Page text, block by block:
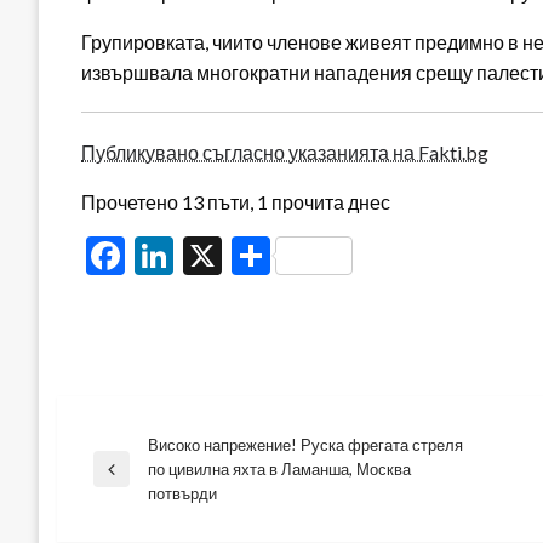
Групировката, чиито членове живеят предимно в
извършвала многократни нападения срещу
Публикувано съгласно указанията на Fakti.bg
Прочетено 13 пъти, 1 прочита днес
Facebook
LinkedIn
X Share
Навигация
Previous
Високо напрежение! Руска фрегата стреля
по цивилна яхта в Ламанша, Москва
потвърди